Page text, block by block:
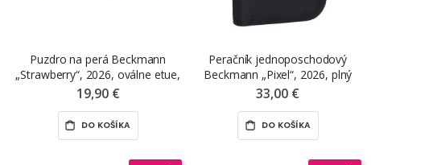
Puzdro na perá Beckmann
„Strawberry“, 2026, oválne etue,
prázdne
19,90 €
DO KOŠÍKA
Peračník jednoposchodový
Beckmann „Pixel“, 2026, plný
33,00 €
DO KOŠÍKA